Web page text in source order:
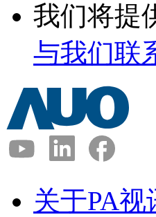
我们将提
与我们联
关于PA视